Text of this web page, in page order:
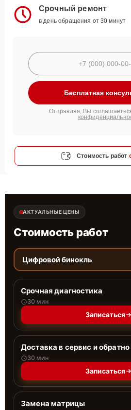
Срочный ремонт
в день обращения от 30 минут
Бесплатная
Отправляя, Вы
Стоимость работ
АКТУАЛЬНЫЕ ЦЕНЫ
Стоимость работ
Цифровой бинокль
Срочная диагностика
30 мин
Записаться
Доставка в сервис и обратно
30 мин
Записаться
Замена матрицы